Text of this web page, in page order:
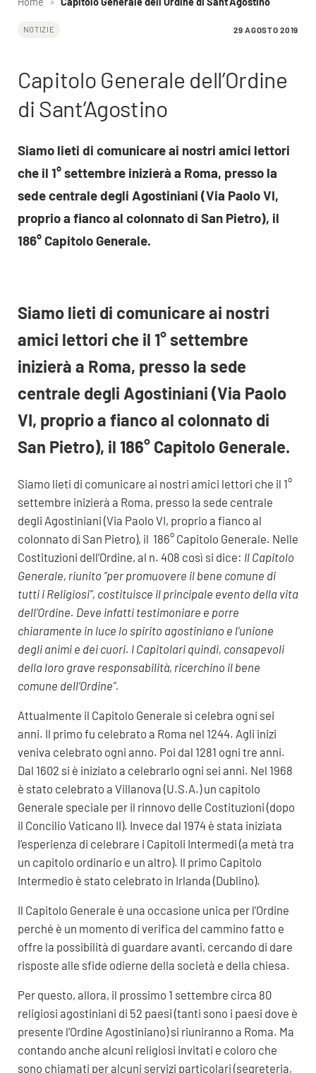
NOTIZIE 29 AGOSTO 2019
Capitolo Generale dell’Ordine
di Sant’Agostino
Siamo lieti di comunicare ai nostri amici lettori
che il 1° settembre inizierà a Roma, presso la
sede centrale degli Agostiniani (Via Paolo VI,
proprio a fianco al colonnato di San Pietro), il
186° Capitolo Generale.
Siamo lieti di comunicare ai nostri
amici lettori che il 1° settembre
inizierà a Roma, presso la sede
centrale degli Agostiniani (Via Paolo
VI, proprio a fianco al colonnato di
San Pietro), il 186° Capitolo Generale.
Siamo lieti di comunicare ai nostri amici lettori che il 1°
settembre inizierà a Roma, presso la sede centrale
degli Agostiniani (Via Paolo VI, proprio a fianco al
colonnato di San Pietro), il 186° Capitolo Generale. Nelle
Costituzioni dell’Ordine, al n. 408 così si dice: Il Capitolo
Generale, riunito “per promuovere il bene comune di
tutti i Religiosi”, costituisce il principale evento della vita
dell’Ordine. Deve infatti testimoniare e porre
chiaramente in luce lo spirito agostiniano e l’unione
degli animi e dei cuori. I Capitolari quindi, consapevoli
della loro grave responsabilità, ricerchino il bene
comune dell’Ordine”.
Attualmente il Capitolo Generale si celebra ogni sei
anni. Il primo fu celebrato a Roma nel 1244. Agli inizi
veniva celebrato ogni anno. Poi dal 1281 ogni tre anni.
Dal 1602 si è iniziato a celebrarlo ogni sei anni. Nel 1968
è stato celebrato a Villanova (U.S.A.) un capitolo
Generale speciale per il rinnovo delle Costituzioni (dopo
il Concilio Vaticano II). Invece dal 1974 è stata iniziata
l’esperienza di celebrare i Capitoli Intermedi (a metà tra
un capitolo ordinario e un altro). Il primo Capitolo
Intermedio è stato celebrato in Irlanda (Dublino).
Il Capitolo Generale è una occasione unica per l’Ordine
perché è un momento di verifica del cammino fatto e
offre la possibilità di guardare avanti, cercando di dare
risposte alle sfide odierne della società e della chiesa.
Per questo, allora, il prossimo 1 settembre circa 80
religiosi agostiniani di 52 paesi (tanti sono i paesi dove è
presente l’Ordine Agostiniano) si riuniranno a Roma. Ma
contando anche alcuni religiosi invitati e coloro che
sono chiamati per alcuni servizi particolari (segreteria,